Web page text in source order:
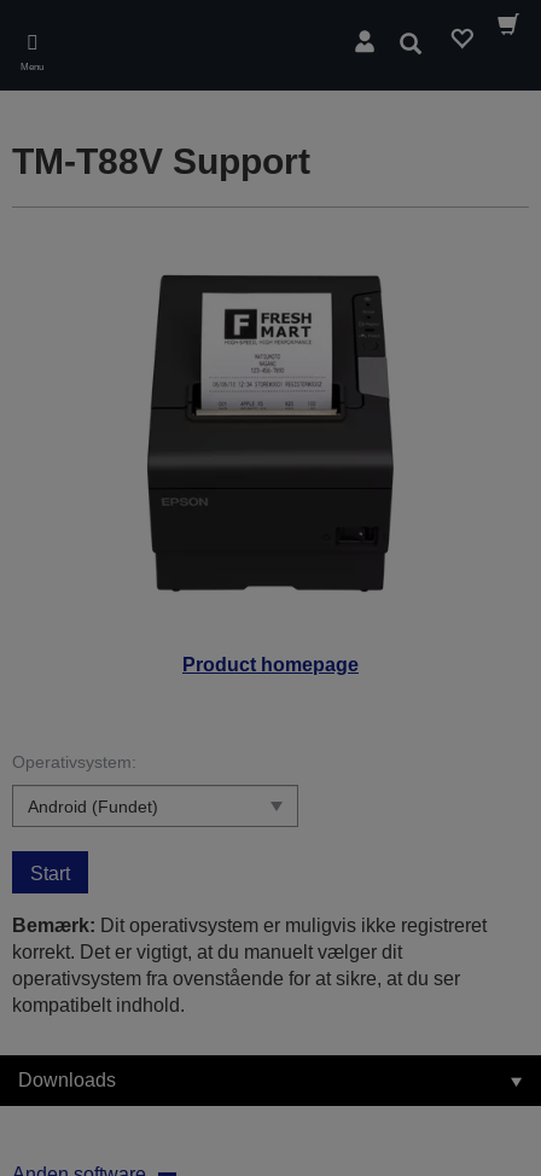
main
content
Menu
Søg
Product homepage
TM-T88V Support
Operativsystem:
Start
Bemærk: Dit operativsystem er muligvis ikke registreret
korrekt. Det er vigtigt, at du manuelt vælger dit
operativsystem fra ovenstående for at sikre, at du ser
kompatibelt indhold.
Downloads